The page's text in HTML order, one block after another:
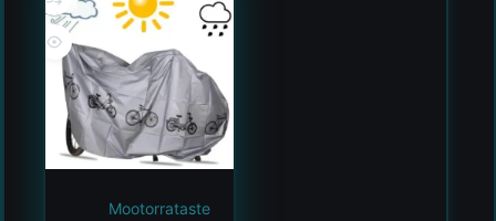
Mootorrataste